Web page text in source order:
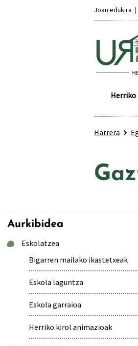
Joan edukira
Herriko
Harrera
Aurkibidea
Eskolatzea
Bigarren mailako ikastetxeak
Eskola laguntza
Eskola garraioa
Herriko kirol animazioak